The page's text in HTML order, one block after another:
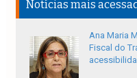
Notícias mais
Ana Maria
Fiscal do